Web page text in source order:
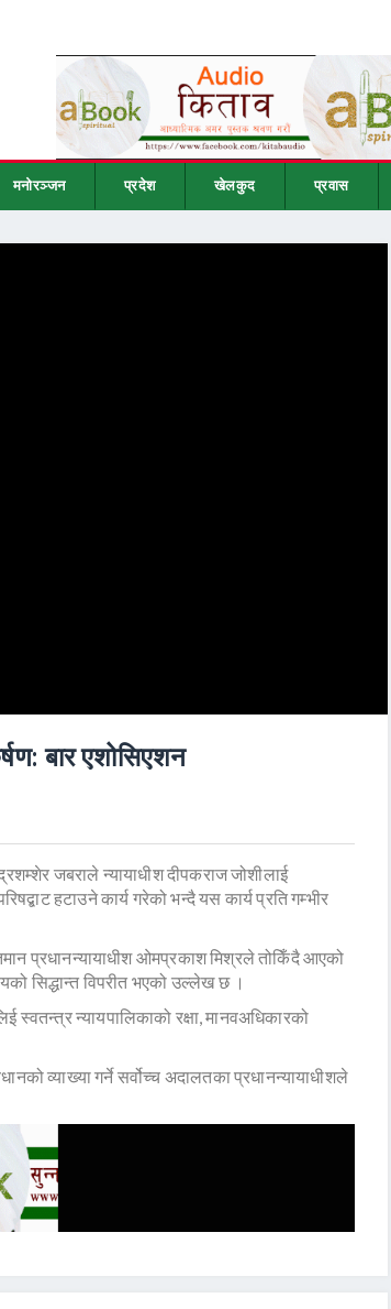
मनोरञ्जन प्रदेश खेलकुद प्रवास
बार एशोसिएशन
जबराले न्यायाधीश दीपकराज जोशीलाई
हटाउने कार्य गरेको भन्दै यस कार्य प्रति गम्भीर
प्रधानन्यायाधीश ओमप्रकाश मिश्रले तोकिँदै आएको
सिद्धान्त विपरीत भएको उल्लेख छ ।
स्वतन्त्र न्यायपालिकाको रक्षा, मानवअधिकारको
व्याख्या गर्ने सर्वोच्च अदालतका प्रधानन्यायाधीशले